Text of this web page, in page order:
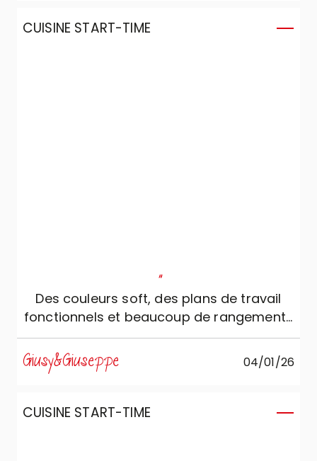
CUISINE START-TIME
"
Des couleurs soft, des plans de travail
fonctionnels et beaucoup de rangements
: la cuisine que nous voulions !
Giusy&Giuseppe 04/01/26
CUISINE START-TIME